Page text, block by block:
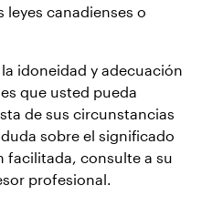
leyes canadienses o
idoneidad y adecuación
que usted pueda
de sus circunstancias
sobre el significado
facilitada, consulte a su
profesional.